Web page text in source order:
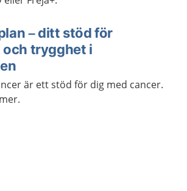
– ditt stöd för
trygghet i
är ett stöd för dig med cancer.